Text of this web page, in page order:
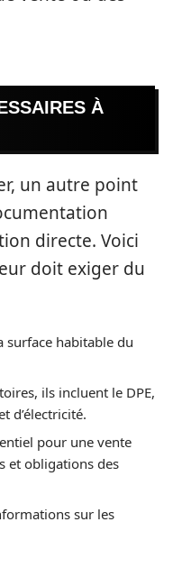
À
un autre point
directe. Voici
doit exiger du
surface habitable du
ils incluent le DPE,
d’électricité.
pour une vente
et obligations des
sur les